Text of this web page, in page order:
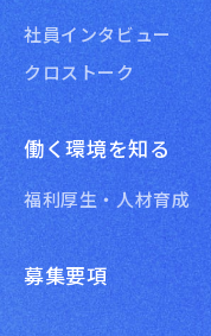
社員インタビュー
クロストーク
働く環境を知る
福利厚生・人材育成
募集要項